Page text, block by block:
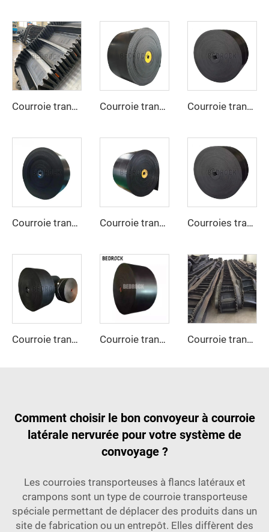
Courroie transporteuse à flancs latéraux pour le transport en pente raide et vertical des matériaux Courroie transporteuse EP – Résistante, antidérapante, résistante à la chaleur pour la manutention industrielle de matériaux Courroie transporteuse en caoutchouc réglable à grande vitesse avec revêtement caoutchouc pour exploitation minière, usine de fabrication
Courroie transporteuse en caoutchouc de haute qualité et à prix avantageux, 4 plis, largeur 800 mm, courroie transporteuse EP pour l’exploitation minière, les carrières et les concasseurs de pierres Courroie transporteuse en caoutchouc haute résistance à l'abrasion EP300 3 plis, largeur 800 mm / 1000 mm / 1200 mm, pour l'extraction du charbon Courroies transporteuses conçues par le fabricant, résistantes à l'huile, vitesse réglable, nouvelle génération
Courroie transporteuse ignifuge EP, courroie résistante au feu pour mine de charbon et usine de fabrication Courroie transporteuse résistante au froid, flexible à basse température et robuste pour les applications industrielles en milieu minier et extérieur Courroie transporteuse en caoutchouc ondulée rigide pour exploitation minière du charbon et restaurants
Comment choisir le bon convoyeur à courroie
latérale nervurée pour votre système de
convoyage ?
Les courroies transporteuses à flancs latéraux et
crampons sont un type de courroie transporteuse
spéciale permettant de déplacer des produits dans un
site de fabrication ou un entrepôt. Elles diffèrent des